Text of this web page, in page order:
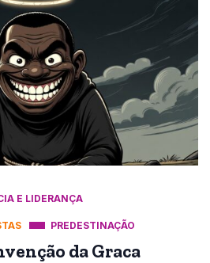
E LIDERANÇA
PREDESTINAÇÃO
da Graca